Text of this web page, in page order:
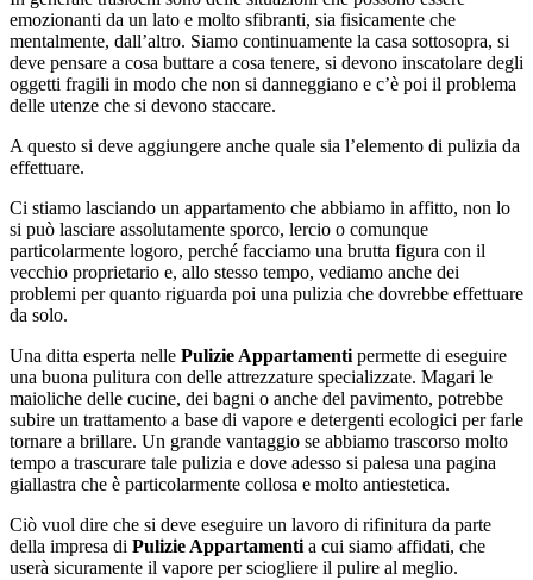
emozionanti da un lato e molto sfibranti, sia fisicamente che
mentalmente, dall’altro. Siamo continuamente la casa sottosopra, si
deve pensare a cosa buttare a cosa tenere, si devono inscatolare degli
oggetti fragili in modo che non si danneggiano e c’è poi il problema
delle utenze che si devono staccare.
A questo si deve aggiungere anche quale sia l’elemento di pulizia da
effettuare.
Ci stiamo lasciando un appartamento che abbiamo in affitto, non lo
si può lasciare assolutamente sporco, lercio o comunque
particolarmente logoro, perché facciamo una brutta figura con il
vecchio proprietario e, allo stesso tempo, vediamo anche dei
problemi per quanto riguarda poi una pulizia che dovrebbe effettuare
da solo.
Una ditta esperta nelle Pulizie Appartamenti permette di eseguire
una buona pulitura con delle attrezzature specializzate. Magari le
maioliche delle cucine, dei bagni o anche del pavimento, potrebbe
subire un trattamento a base di vapore e detergenti ecologici per farle
tornare a brillare. Un grande vantaggio se abbiamo trascorso molto
tempo a trascurare tale pulizia e dove adesso si palesa una pagina
giallastra che è particolarmente collosa e molto antiestetica.
Ciò vuol dire che si deve eseguire un lavoro di rifinitura da parte
della impresa di Pulizie Appartamenti a cui siamo affidati, che
userà sicuramente il vapore per sciogliere il pulire al meglio.